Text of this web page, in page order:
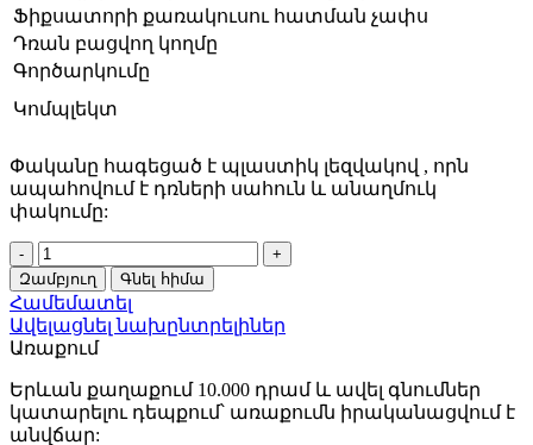
Ֆիքսատորի քառակուսու հատման չափս
Դռան բացվող կողմը
Գործարկումը
Կոմպլեկտ
Փականը հագեցած է պլաստիկ լեզվակով , որն
ապահովում է դռների սահուն և անաղմուկ
փակումը:
Փական
միջսենյակային
դռան
Vetorre
WC
V-
5300
P-
WC
Զամբյուղ Գնել հիմա
Համեմատել
Ավելացնել նախընտրելիներ
Առաքում
Երևան քաղաքում 10.000 դրամ և ավել գնումներ
կատարելու դեպքում՝ առաքումն իրականացվում է
անվճար: